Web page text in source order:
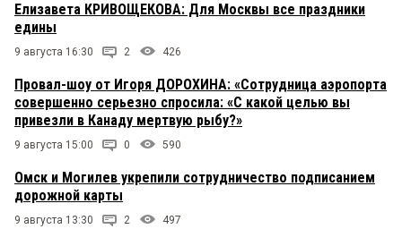
Елизавета КРИВОЩЕКОВА: Для Москвы все праздники
едины
9 августа 16:30 2 426
Провал-шоу от Игоря ДОРОХИНА: «Сотрудница аэропорта
совершенно серьезно спросила: «С какой целью вы
привезли в Канаду мертвую рыбу?»
9 августа 15:00 0 590
Омск и Могилев укрепили сотрудничество подписанием
дорожной карты
9 августа 13:30 2 497